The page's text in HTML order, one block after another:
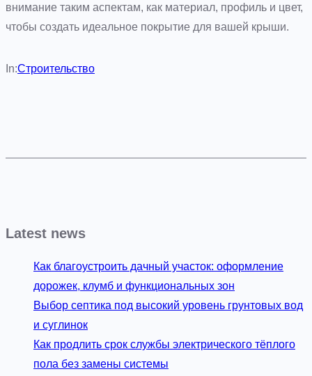
внимание таким аспектам, как материал, профиль и цвет,
чтобы создать идеальное покрытие для вашей крыши.
In:Строительство
Latest news
Как благоустроить дачный участок: оформление
дорожек, клумб и функциональных зон
Выбор септика под высокий уровень грунтовых вод
и суглинок
Как продлить срок службы электрического тёплого
пола без замены системы